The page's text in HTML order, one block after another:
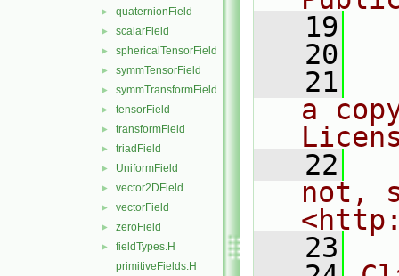
► quaternionField
► scalarField
► sphericalTensorField
► symmTensorField
► symmTransformField
► tensorField
► transformField
► triadField
► UniformField
► vector2DField
► vectorField
► zeroField
►
fieldTypes.H
primitiveFields.H
   19
   20
   21
a
   22
not,
   23